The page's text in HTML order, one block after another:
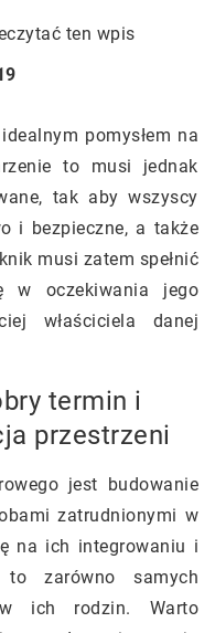
ten wpis
pomysłem na
to musi jednak
tak aby wszyscy
i bezpieczne, a także
musi zatem spełnić
w oczekiwania jego
właściciela danej
termin i
przestrzeni
jest budowanie
zatrudnionymi w
na ich integrowaniu i
to zarówno samych
ich rodzin. Warto